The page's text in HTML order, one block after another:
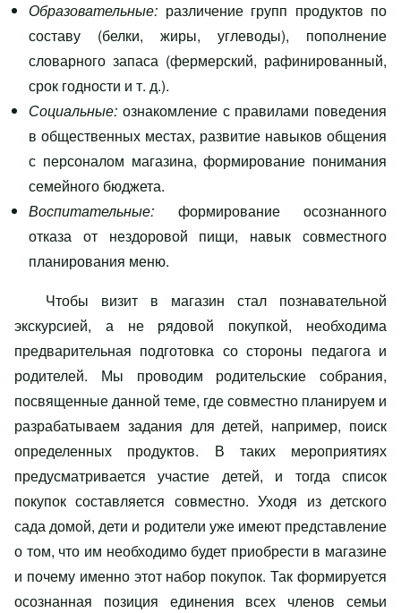
Образовательные: различение групп продуктов по
составу (белки, жиры, углеводы), пополнение
словарного запаса (фермерский, рафинированный,
срок годности и т. д.).
Социальные: ознакомление с правилами поведения
в общественных местах, развитие навыков общения
с персоналом магазина, формирование понимания
семейного бюджета.
Воспитательные: формирование осознанного
отказа от нездоровой пищи, навык совместного
планирования меню.
Чтобы визит в магазин стал познавательной
экскурсией, а не рядовой покупкой, необходима
предварительная подготовка со стороны педагога и
родителей. Мы проводим родительские собрания,
посвященные данной теме, где совместно планируем и
разрабатываем задания для детей, например, поиск
определенных продуктов. В таких мероприятиях
предусматривается участие детей, и тогда список
покупок составляется совместно. Уходя из детского
сада домой, дети и родители уже имеют представление
о том, что им необходимо будет приобрести в магазине
и почему именно этот набор покупок. Так формируется
осознанная позиция единения всех членов семьи